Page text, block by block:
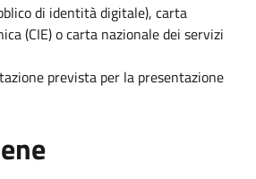
di identità digitale), carta
(CIE) o carta nazionale dei servizi
prevista per la presentazione